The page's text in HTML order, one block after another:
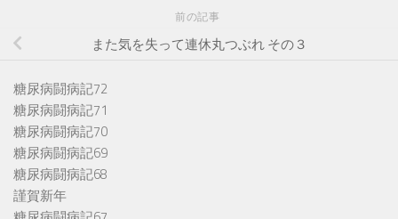
前の記事
また気を失って連休丸つぶれ その３
糖尿病闘病記72
糖尿病闘病記71
糖尿病闘病記70
糖尿病闘病記69
糖尿病闘病記68
謹賀新年